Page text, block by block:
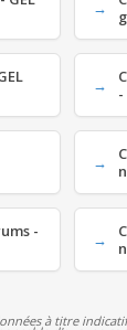
-
-
à titre